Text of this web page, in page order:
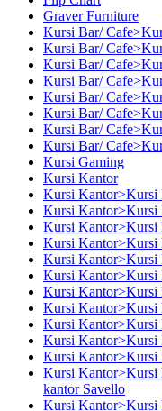
Graver Furniture
Kursi Bar/
Kursi Bar/
Kursi Bar/
Kursi Bar/
Kursi Bar/
Kursi Bar/
Kursi Bar/
Kursi Bar/
Kursi Gaming
Kursi Kantor
Kursi Kantor>Kursi
Kursi Kantor>Kursi
Kursi Kantor>Kursi
Kursi Kantor>Kursi
Kursi Kantor>Kursi
Kursi Kantor>Kursi
Kursi Kantor>Kursi
Kursi Kantor>Kursi
Kursi Kantor>Kursi
Kursi Kantor>Kursi
Kursi Kantor>Kursi
Kursi Kantor>Kursi
kantor Savello
Kursi Kantor>Kursi